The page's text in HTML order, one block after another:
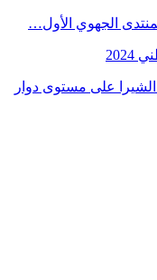
الجهوي الأول…
على مستوى دوار